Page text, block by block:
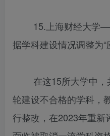
15.上海财经大学
据学科建设情况调整为“
在这15所大学中，
轮建设不合格的学科，
行整改，在2023年重新